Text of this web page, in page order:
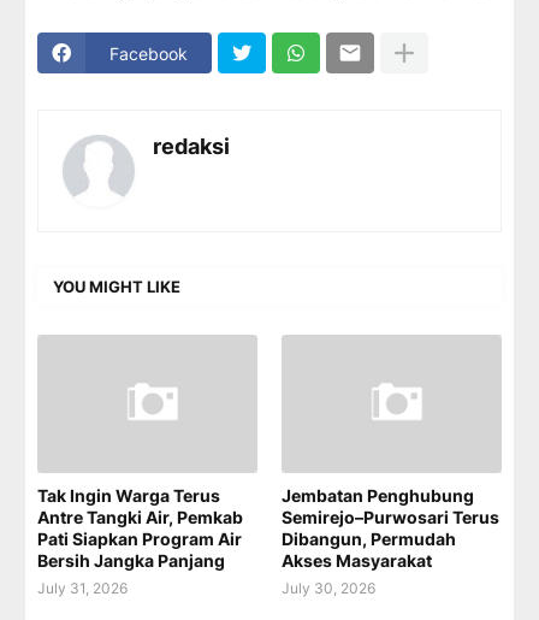
Facebook
redaksi
YOU MIGHT LIKE
Tak Ingin Warga Terus
Antre Tangki Air, Pemkab
Pati Siapkan Program Air
Bersih Jangka Panjang
July 31, 2026
Jembatan Penghubung
Semirejo–Purwosari Terus
Dibangun, Permudah
Akses Masyarakat
July 30, 2026